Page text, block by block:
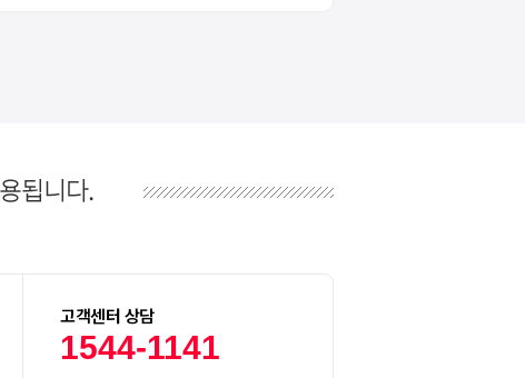
고객센터 상담
1544-1141